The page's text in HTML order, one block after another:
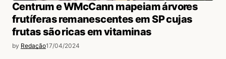
Centrum e WMcCann mapeiam árvores
frutíferas remanescentes em SP cujas
frutas são ricas em vitaminas
by Redação17/04/2024